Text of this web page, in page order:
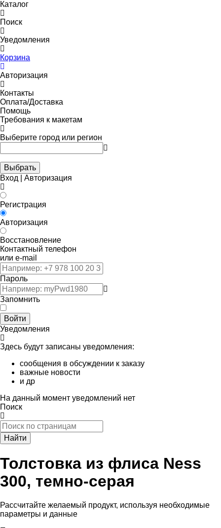
Каталог
Поиск
Уведомления
Корзина
Авторизация
Контакты
Оплата/Доставка
Помощь
Требования к макетам
Выберите город или регион
Выбрать
Вход | Авторизация
Регистрация
Авторизация
Восстановление
Контактный телефон
или e-mail
Пароль
Запомнить
Войти
Уведомления
Здесь будут записаны уведомления:
сообщения в обсуждении к заказу
важные новости
и др
На данный момент уведомлений нет
Поиск
Найти
Толстовка из флиса Ness
300, темно-серая
Рассчитайте желаемый продукт, используя необходимые
параметры и данные